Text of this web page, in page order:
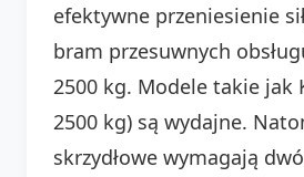
efektywne przeniesienie
bram przesuwnych
2500 kg. Modele takie jak
2500 kg) są wydajne.
skrzydłowe wymagają